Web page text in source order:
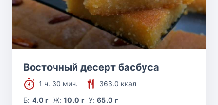
Восточный десерт басбуса
1 ч. 30 мин.
363.0 ккал
Б:4.0 г Ж: 10.0 г У:65.0 г